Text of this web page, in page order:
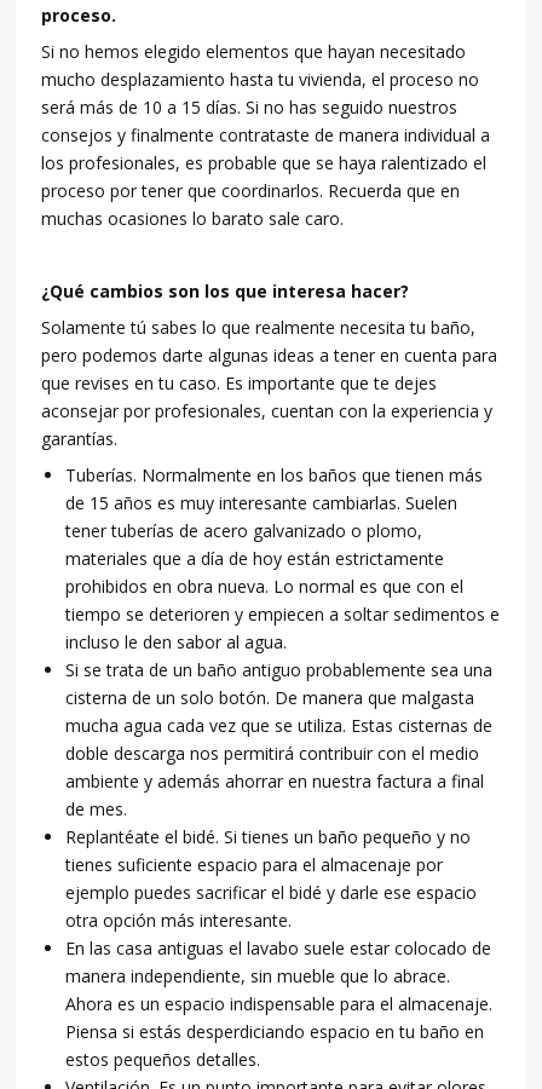
proceso.
Si no hemos elegido elementos que hayan necesitado
mucho desplazamiento hasta tu vivienda, el proceso no
será más de 10 a 15 días. Si no has seguido nuestros
consejos y finalmente contrataste de manera individual a
los profesionales, es probable que se haya ralentizado el
proceso por tener que coordinarlos. Recuerda que en
muchas ocasiones lo barato sale caro.
¿Qué cambios son los que interesa hacer?
Solamente tú sabes lo que realmente necesita tu baño,
pero podemos darte algunas ideas a tener en cuenta para
que revises en tu caso. Es importante que te dejes
aconsejar por profesionales, cuentan con la experiencia y
garantías.
Tuberías. Normalmente en los baños que tienen más
de 15 años es muy interesante cambiarlas. Suelen
tener tuberías de acero galvanizado o plomo,
materiales que a día de hoy están estrictamente
prohibidos en obra nueva. Lo normal es que con el
tiempo se deterioren y empiecen a soltar sedimentos e
incluso le den sabor al agua.
Si se trata de un baño antiguo probablemente sea una
cisterna de un solo botón. De manera que malgasta
mucha agua cada vez que se utiliza. Estas cisternas de
doble descarga nos permitirá contribuir con el medio
ambiente y además ahorrar en nuestra factura a final
de mes.
Replantéate el bidé. Si tienes un baño pequeño y no
tienes suficiente espacio para el almacenaje por
ejemplo puedes sacrificar el bidé y darle ese espacio
otra opción más interesante.
En las casa antiguas el lavabo suele estar colocado de
manera independiente, sin mueble que lo abrace.
Ahora es un espacio indispensable para el almacenaje.
Piensa si estás desperdiciando espacio en tu baño en
estos pequeños detalles.